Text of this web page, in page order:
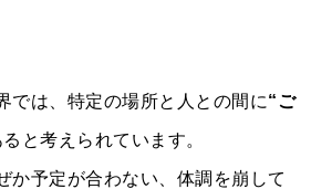
では、特定の場所と人との間に“ご
と考えられています。
か予定が合わない、体調を崩して